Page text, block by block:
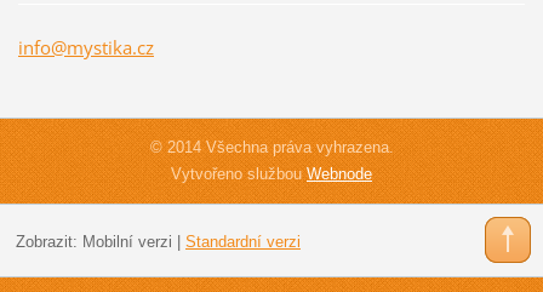
info@mystika.cz
© 2014 Všechna práva vyhrazena.
Vytvořeno službouWebnode
Zobrazit: Mobilní verzi Standardní verzi